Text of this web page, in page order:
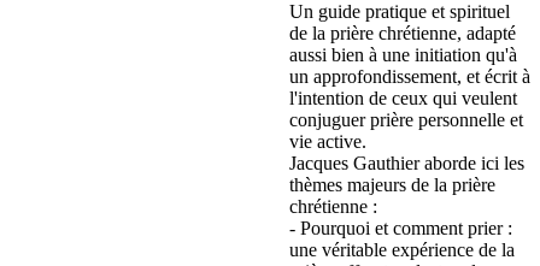
Un guide pratique et spirituel
de la prière chrétienne, adapté
aussi bien à une initiation qu'à
un approfondissement, et écrit à
l'intention de ceux qui veulent
conjuguer prière personnelle et
vie active.
Jacques Gauthier aborde ici les
thèmes majeurs de la prière
chrétienne :
- Pourquoi et comment prier :
une véritable expérience de la